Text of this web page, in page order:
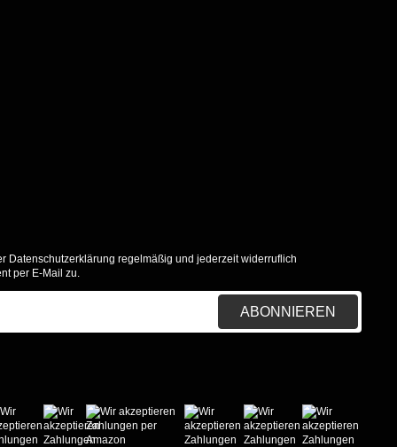
Datenschutzerklärung regelmäßig und jederzeit widerruflich
per E-Mail zu.
ABONNIEREN